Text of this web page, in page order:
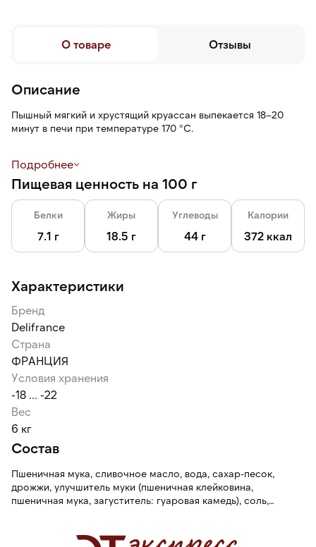
О товаре Отзывы
Описание
Пышный мягкий и хрустящий круассан выпекается 18–20
минут в печи при температуре 170 °С.
аромат, хрустящую корочку, яркий аппетитный цвет и
эффектный внешний вид.
Круассан без начинки можно сочетать со сладкими и
несладкими ингредиентами, создавая десерты или
оригинальные сэндвичи.
Подробнее
Пищевая ценность на 100 г
Белки
7.1 г
Жиры
18.5 г
Углеводы
44 г
Калории
372 ккал
Характеристики
Бренд
Delifrance
Страна
ФРАНЦИЯ
Условия хранения
-18 ... -22
Вес
6 кг
Состав
Пшеничная мука, сливочное масло, вода, сахар-песок,
дрожжи, улучшитель муки (пшеничная клейковина,
пшеничная мука, загуститель: гуаровая камедь), соль,